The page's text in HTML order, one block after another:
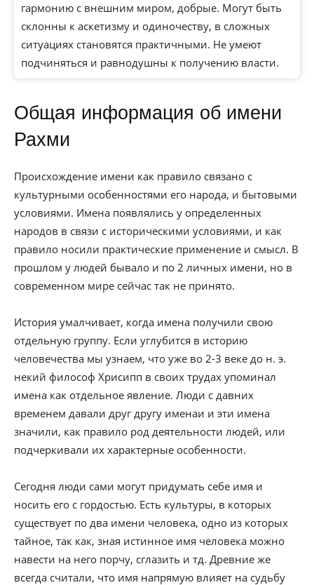
гармонию с внешним миром, добрые. Могут быть
склонны к аскетизму и одиночеству, в сложных
ситуациях становятся практичными. Не умеют
подчиняться и равнодушны к получению власти.
Общая информация об имени
Рахми
Происхождение имени как правило связано с
культурными особенностями его народа, и бытовыми
условиями. Имена появлялись у определенных
народов в связи с историческими условиями, и как
правило носили практические применение и смысл. В
прошлом у людей бывало и по 2 личных имени, но в
современном мире сейчас так не принято.
История умалчивает, когда имена получили свою
отдельную группу. Если углубится в историю
человечества мы узнаем, что уже во 2-3 веке до н. э.
некий философ Хрисипп в своих трудах упоминал
имена как отдельное явление. Люди с давних
временем давали друг другу именаи и эти имена
значили, как правило род деятельности людей, или
подчеркивали их характерные особенности.
Сегодня люди сами могут придумать себе имя и
носить его с гордостью. Есть культуры, в которых
существует по два имени человека, одно из которых
тайное, так как, зная истинное имя человека можно
навести на него порчу, сглазить и тд. Древние же
всегда считали, что имя напрямую влияет на судьбу